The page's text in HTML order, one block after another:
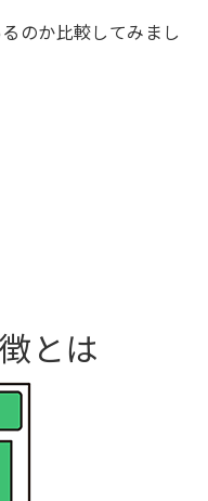
のか比較してみまし
とは